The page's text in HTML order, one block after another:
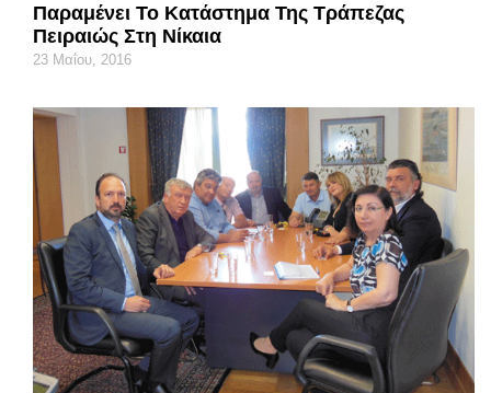
Παραμένει Το Κατάστημα Της Τράπεζας
Πειραιώς Στη Νίκαια
23 Μαΐου, 2016